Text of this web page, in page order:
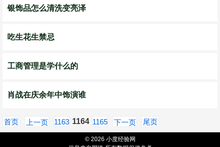
银饰品怎么清洗变亮泽
吃生花生禁忌
工商管理是学什么的
肖战在庆余年中饰演谁
首页 上一页 1163 1164 1165 下一页 尾页
© 2026 小度经验网